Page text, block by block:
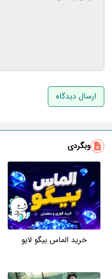
نام و نام خانوادگی
وبگردی
خرید الماس بیگو لایو